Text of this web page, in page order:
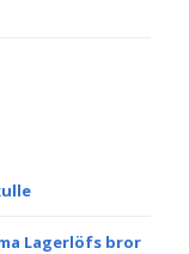
Lagerlöfs bror